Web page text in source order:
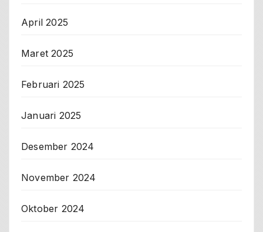
April 2025
Maret 2025
Februari 2025
Januari 2025
Desember 2024
November 2024
Oktober 2024